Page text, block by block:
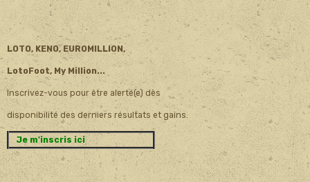
LOTO, KENO, EUROMILLION,
LotoFoot, My Million...
Inscrivez-vous pour être alerté(e) dès
disponibilité des derniers résultats et gains.
Je m'inscris ici